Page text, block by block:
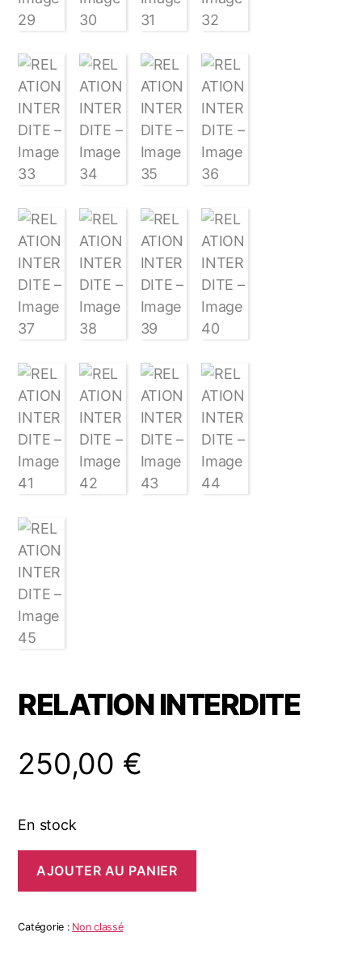
RELATION INTERDITE
250,00 €
En stock
RELATION
AJOUTER AU PANIER
Catégorie : Non classé